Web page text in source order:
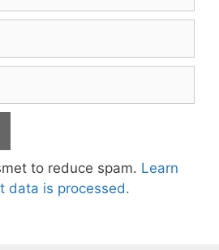
to reduce spam. Learn
data is processed.